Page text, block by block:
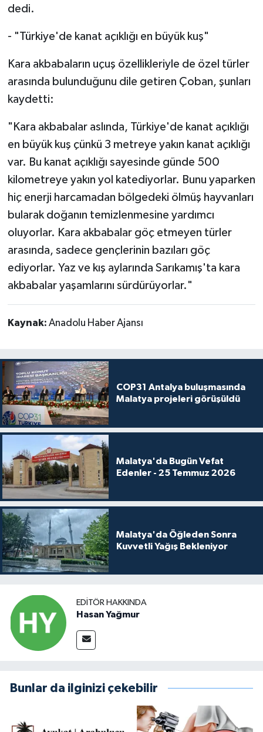
dedi.
- "Türkiye'de kanat açıklığı en büyük kuş"
Kara akbabaların uçuş özellikleriyle de özel türler
arasında bulunduğunu dile getiren Çoban, şunları
kaydetti:
"Kara akbabalar aslında, Türkiye'de kanat açıklığı
en büyük kuş çünkü 3 metreye yakın kanat açıklığı
var. Bu kanat açıklığı sayesinde günde 500
kilometreye yakın yol katediyorlar. Bunu yaparken
hiç enerji harcamadan bölgedeki ölmüş hayvanları
bularak doğanın temizlenmesine yardımcı
oluyorlar. Kara akbabalar göç etmeyen türler
arasında, sadece gençlerinin bazıları göç
ediyorlar. Yaz ve kış aylarında Sarıkamış'ta kara
akbabalar yaşamlarını sürdürüyorlar."
Kaynak: Anadolu Haber Ajansı
COP31 Antalya buluşmasında
Malatya projeleri görüşüldü
Malatya'da Bugün Vefat
Edenler - 25 Temmuz 2026
Malatya'da Öğleden Sonra
Kuvvetli Yağış Bekleniyor
EDITÖR HAKKINDA
Hasan Yağmur
Bunlar da ilginizi çekebilir